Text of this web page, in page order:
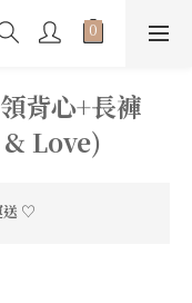
背心+長褲
Love)
送 ♡